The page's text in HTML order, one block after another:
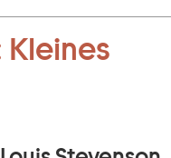
Kleines